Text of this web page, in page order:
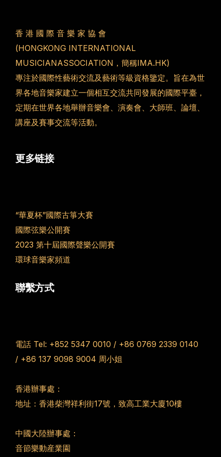
香 港 國 際 音 樂 家 協 會
(HONGKONG INTERNATIONAL
MUSICIANASSOCIATION，簡稱IMA.HK)
專注於國際性藝術交流及藝術等級資格鑒定。旨在為世
界各地音樂家建立一個相互交流共同發展的國際平臺，
定期在世界各地舉辦音樂會、演奏會、大師班、論壇、
講座及賽事交流等活動。
更多链接
“華夏杯”國際古箏大賽
國際弦樂公開賽
2023 第十屆國際聲樂公開賽
環球音樂家頻道
聯繫方式
電話 Tel: +852 5347 0010 / +86 0769 2339 0140
/ +86 137 9098 9004 周小姐
香港辦事處：
地址：香港柴灣祥利街17號，致高工業大廈10樓
中國大陸辦事處：
音節樂動産業園